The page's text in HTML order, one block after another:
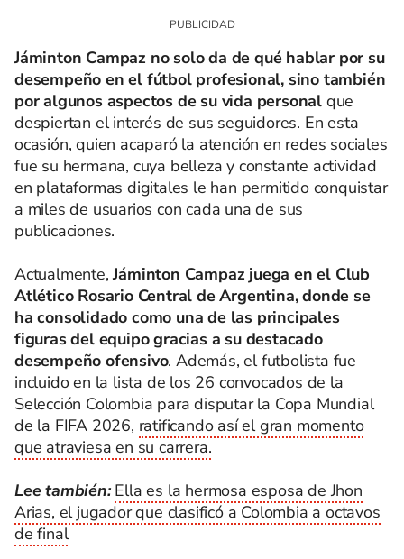
Jáminton Campaz no solo da de qué hablar por su
desempeño en el fútbol profesional, sino también
por algunos aspectos de su vida personal que
despiertan el interés de sus seguidores. En esta
ocasión, quien acaparó la atención en redes sociales
fue su hermana, cuya belleza y constante actividad
en plataformas digitales le han permitido conquistar
a miles de usuarios con cada una de sus
publicaciones.
Actualmente,Jáminton Campaz juega en el Club
Atlético Rosario Central de Argentina, donde se
ha consolidado como una de las principales
figuras del equipo gracias a su destacado
desempeño ofensivo. Además, el futbolista fue
incluido en la lista de los 26 convocados de la
Selección Colombia para disputar la Copa Mundial
de la FIFA 2026, ratificando así el gran momento
que atraviesa en su carrera.
Lee también: Ella es la hermosa esposa de Jhon
Arias, el jugador que clasificó a Colombia a octavos
de final